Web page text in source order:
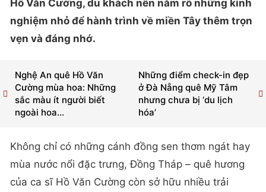
Hồ Văn Cường, du khách nên nắm rõ những kinh
nghiệm nhỏ để hành trình về miền Tây thêm trọn
vẹn và đáng nhớ.
Những điểm check-in đẹp
ở Đà Nẵng quê Mỹ Tâm
nhưng chưa bị ‘du lịch
hóa’
Nghệ An quê Hồ Văn
Cường mùa hoa: Những
sắc màu ít người biết
ngoài hoa...
Không chỉ có những cánh đồng sen thơm ngát hay
mùa nước nổi đặc trưng, Đồng Tháp – quê hương
của ca sĩ Hồ Văn Cường còn sở hữu nhiều trải